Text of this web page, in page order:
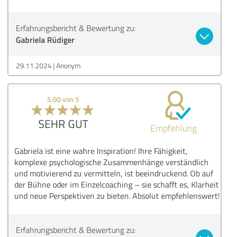
Erfahrungsbericht & Bewertung zu:
Gabriela Rüdiger
29.11.2024 Anonym
5,00 von 5
SEHR GUT Empfehlung
Gabriela ist eine wahre Inspiration! Ihre Fähigkeit,
komplexe psychologische Zusammenhänge verständlich
und motivierend zu vermitteln, ist beeindruckend. Ob auf
der Bühne oder im Einzelcoaching – sie schafft es, Klarheit
und neue Perspektiven zu bieten. Absolut empfehlenswert!
Erfahrungsbericht & Bewertung zu: